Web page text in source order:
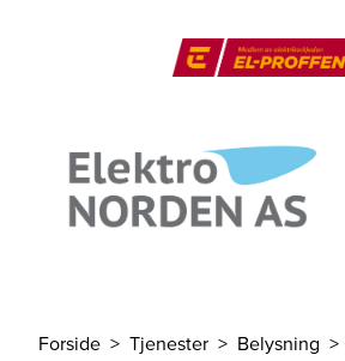
Forside Tjenester Belysning